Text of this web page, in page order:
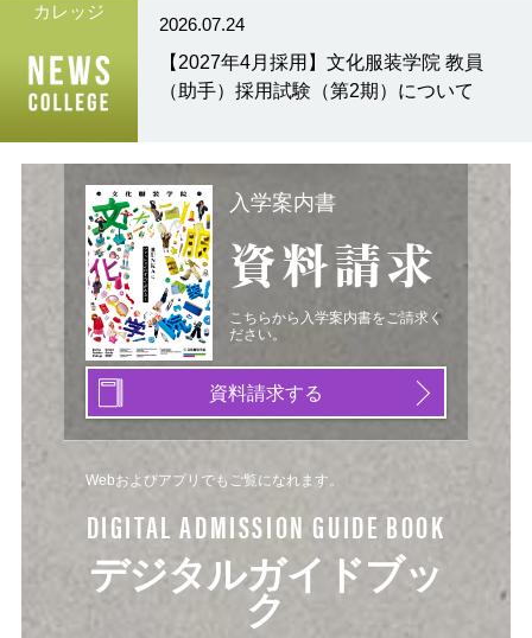
カレッジ
2026.07.24
【2027年4月採用】文化服装学院 教員
（助手）採用試験（第2期）について
入学案内書
資料請求
こちらから入学案内書をご請求く
ださい。
資料請求する
Webおよびアプリでもご覧になれます。
DIGITAL ADMISSION GUIDE BOOK
デジタルガイドブッ
ク